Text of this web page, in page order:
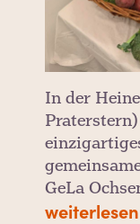
In der
GeLa
weiterlesen